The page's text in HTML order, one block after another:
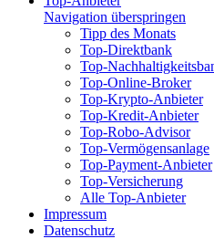
Navigation überspringen
Tipp des Monats
Top-Direktbank
Top-
Top-Online-Broker
Top-Krypto-Anbieter
Top-Kredit-Anbieter
Top-Robo-Advisor
Top-Vermögensanlage
Top-Payment-Anbieter
Top-Versicherung
Alle Top-Anbieter
Impressum
Datenschutz